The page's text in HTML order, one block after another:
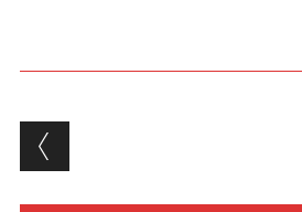
Post navigation